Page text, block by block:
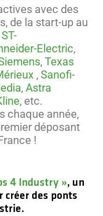
avec des
de la start-up au
ST-
Electric,
, Texas
, Sanofi-
, Astra
, etc.
chaque année,
déposant
!
4 Industry », un
créer des ponts